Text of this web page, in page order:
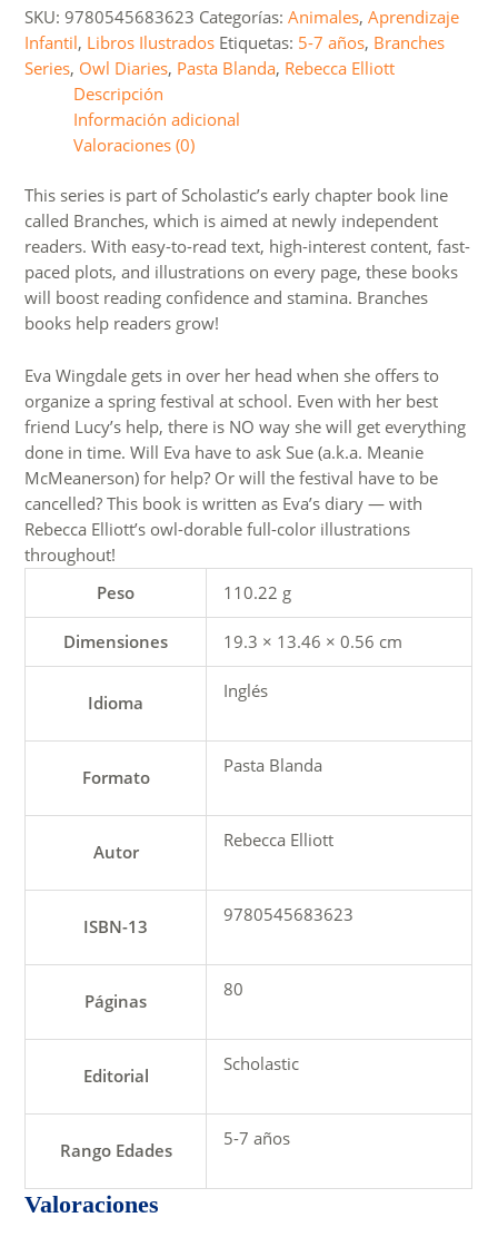
SKU:9780545683623 Categorías:Animales,Aprendizaje
Infantil, Libros Ilustrados Etiquetas: 5-7 años, Branches
Series, Owl Diaries, Pasta Blanda, Rebecca Elliott
Descripción
Información adicional
Valoraciones (0)
This series is part of Scholastic’s early chapter book line
called Branches, which is aimed at newly independent
readers. With easy-to-read text, high-interest content, fast-
paced plots, and illustrations on every page, these books
will boost reading confidence and stamina. Branches
books help readers grow!
Eva Wingdale gets in over her head when she offers to
organize a spring festival at school. Even with her best
friend Lucy’s help, there is NO way she will get everything
done in time. Will Eva have to ask Sue (a.k.a. Meanie
McMeanerson) for help? Or will the festival have to be
cancelled? This book is written as Eva’s diary — with
Rebecca Elliott’s owl-dorable full-color illustrations
throughout!
Peso
110.22 g
Dimensiones 19.3 × 13.46 × 0.56 cm
Idioma
Inglés
Formato
Pasta Blanda
Autor
Rebecca Elliott
ISBN-13
9780545683623
Páginas
80
Editorial
Scholastic
Rango Edades
5-7 años
Valoraciones